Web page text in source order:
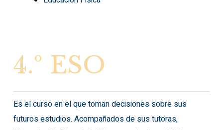
4.º ESO
Es el curso en el que toman decisiones sobre sus
futuros estudios. Acompañados de sus tutoras,